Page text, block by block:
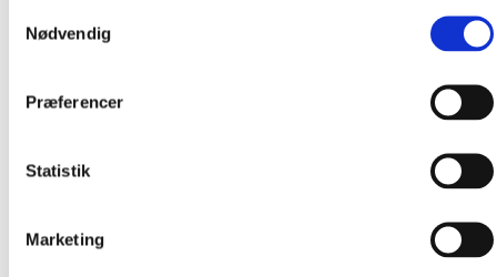
Nødvendig
Præferencer
Statistik
MarketingBroderkits